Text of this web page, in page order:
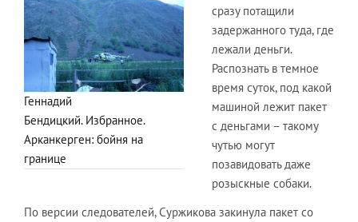
Геннадий
Бендицкий. Избранное.
Арканкерген: бойня на
границе
сразу потащили
задержанного туда, где
лежали деньги.
Распознать в темное
время суток, под какой
машиной лежит пакет
с деньгами – такому
чутью могут
позавидовать даже
розыскные собаки.
По версии следователей, Суржикова закинула пакет со